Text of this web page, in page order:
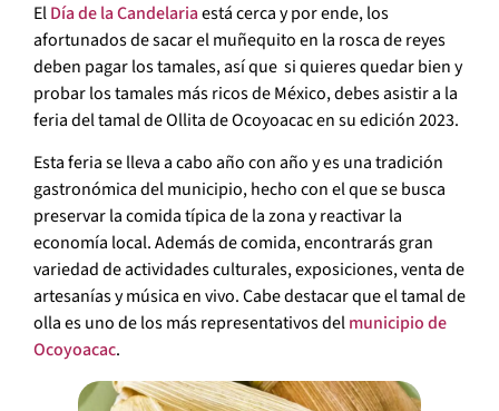
ElDía de la Candelariaestá cerca y por ende, los
afortunados de sacar el muñequito en la rosca de reyes
deben pagar los tamales, así que si quieres quedar bien y
probar los tamales más ricos de México, debes asistir a la
feria del tamal de Ollita de Ocoyoacac en su edición 2023.
Esta feria se lleva a cabo año con año y es una tradición
gastronómica del municipio, hecho con el que se busca
preservar la comida típica de la zona y reactivar la
economía local. Además de comida, encontrarás gran
variedad de actividades culturales, exposiciones, venta de
artesanías y música en vivo. Cabe destacar que el tamal de
olla es uno de los más representativos delmunicipio de
Ocoyoacac.